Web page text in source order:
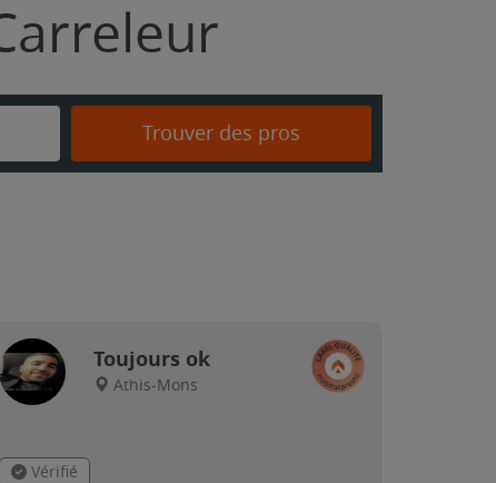
Trouver des pros
Toujours ok
Athis-Mons
Vérifié